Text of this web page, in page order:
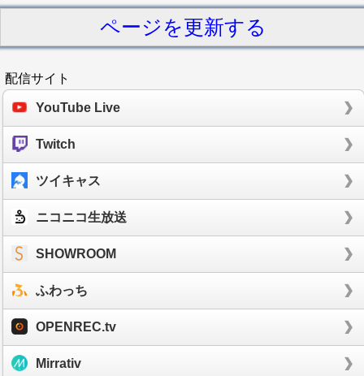
ページを更新する
配信サイト
YouTube Live
Twitch
ツイキャス
ニコニコ生放送
SHOWROOM
ふわっち
OPENREC.tv
Mirrativ